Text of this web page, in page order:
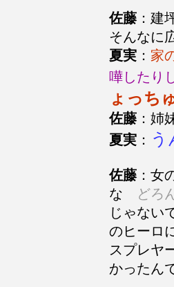
佐藤 ：
そんなに
夏実 ： 家
嘩したり
ょっち
佐藤 ：姉
夏実 ： う
佐藤 ：女
な どろ
じゃない
のヒーロ
スプレヤ
かったん